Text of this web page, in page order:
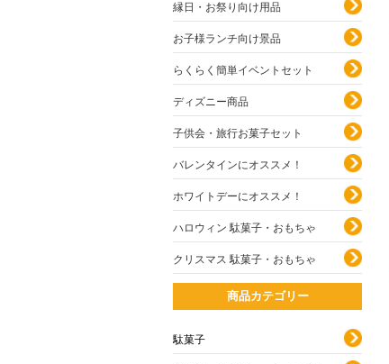
縁日・お祭り向け用品
お子様ランチ向け景品
らくらく簡単イベントセット
ディズニー商品
子供会・旅行お菓子セット
バレンタインにオススメ！
ホワイトデーにオススメ！
ハロウィン 駄菓子・おもちゃ
クリスマス 駄菓子・おもちゃ
商品カテゴリー
駄菓子